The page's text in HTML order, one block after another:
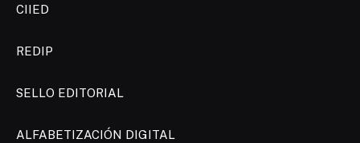
CIIED
REDIP
SELLO EDITORIAL
ALFABETIZACIÓN DIGITAL